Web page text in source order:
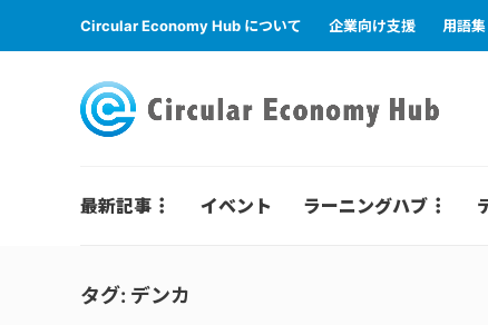
Circular Economy Hub について 企業向け支援 用語集
最新記事 イベント ラーニングハブ
タグ: デンカ